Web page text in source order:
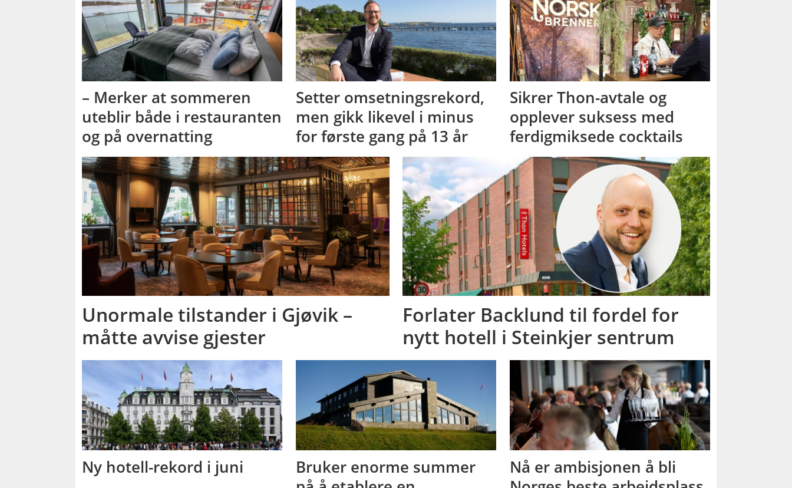
– Merker at sommeren
uteblir både i restauranten
og på overnatting
Setter omsetningsrekord,
men gikk likevel i minus
for første gang på 13 år
Sikrer Thon-avtale og
opplever suksess med
ferdigmiksede cocktails
Unormale tilstander i Gjøvik –
måtte avvise gjester
Forlater Backlund til fordel for
nytt hotell i Steinkjer sentrum
Ny hotell-rekord i juni
Bruker enorme summer
Nå er ambisjonen å bli